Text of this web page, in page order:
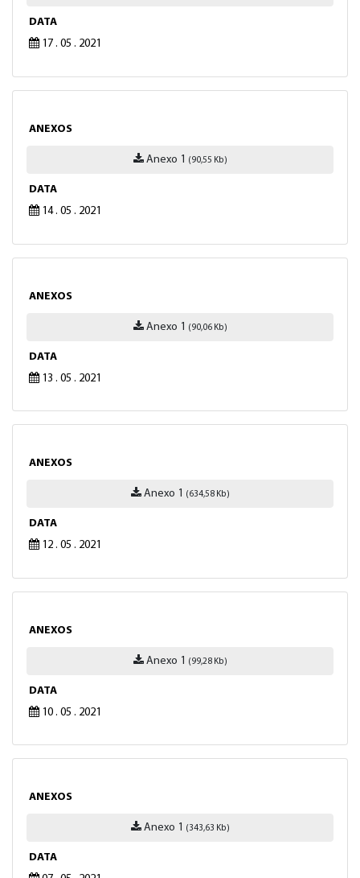
DATA
17 . 05 . 2021
ANEXOS
Anexo 1 (90,55 Kb)
DATA
14 . 05 . 2021
ANEXOS
Anexo 1 (90,06 Kb)
DATA
13 . 05 . 2021
ANEXOS
Anexo 1 (634,58 Kb)
DATA
12 . 05 . 2021
ANEXOS
Anexo 1 (99,28 Kb)
DATA
10 . 05 . 2021
ANEXOS
Anexo 1 (343,63 Kb)
DATA